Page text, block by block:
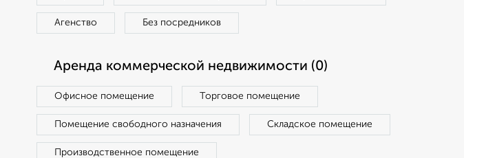
Агенство Без посредников
Аренда коммерческой недвижимости (0)
Офисное помещение Торговое помещение
Помещение свободного назначения Складское помещение
Производственное помещение